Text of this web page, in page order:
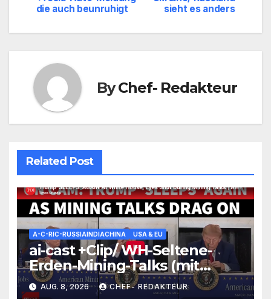
sieht es anders
die auch beunruhigt
ByChef- Redakteur
Related Post
A-C-RIC-RUSSIAINDIACHINA USA & EU
ai-cast +Clip/ WH-Seltene-
Erden-Mining-Talks (mit
Processing-Thema): wirkliche
AUG. 8, 2026 CHEF- REDAKTEUR